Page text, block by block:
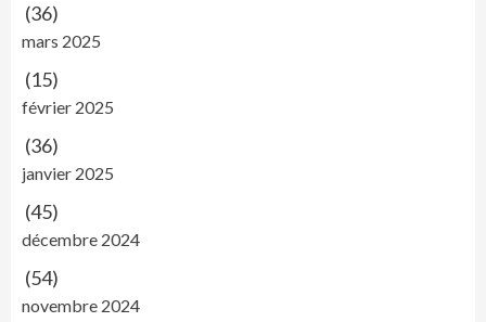
(36)
mars 2025
(15)
février 2025
(36)
janvier 2025
(45)
décembre 2024
(54)
novembre 2024